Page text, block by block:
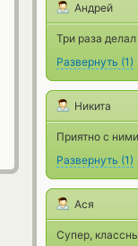
Андрей
Три раза
Развернуть (1)
Никита
Приятно с
Развернуть (1)
Ася
Супер,